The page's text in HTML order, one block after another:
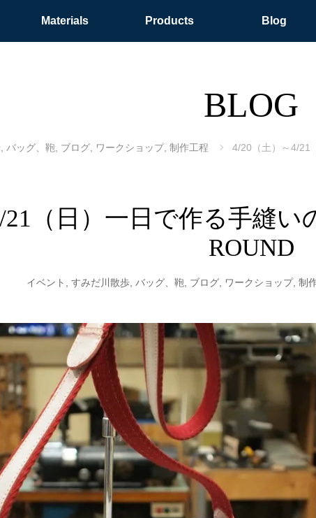
Materials Products Blog
BLOG
バッグ、鞄 ブログ ワークショップ, 制作工程 4/20（土）～4/21
21（日）一日で作る手縫
ROUND
イベント すみだ川散歩, バッグ、鞄 ブログ, ワークショップ, 制